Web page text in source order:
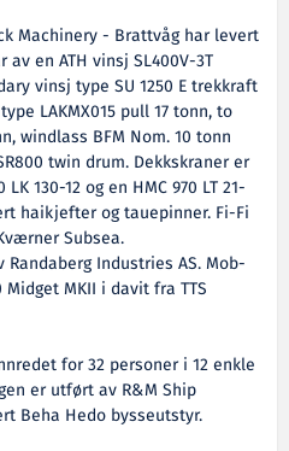
Machinery - Brattvåg har levert
en ATH vinsj SL400V-3T
vinsj type SU 1250 E trekkraft
LAKMX015 pull 17 tonn, to
windlass BFM Nom. 10 tonn
twin drum. Dekkskraner er
130-12 og en HMC 970 LT 21-
haikjefter og tauepinner. Fi-Fi
Subsea.
Industries AS. Mob-
MKII i davit fra TTS
for 32 personer i 12 enkle
er utført av R&M Ship
Beha Hedo bysseutstyr.